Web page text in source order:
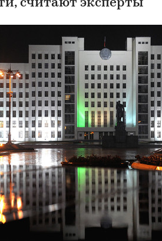
считают эксперты